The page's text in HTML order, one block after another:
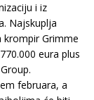
i iz
Najskuplja
Grimme
eura plus
februara, a